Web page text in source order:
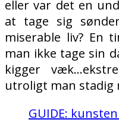
eller var det en
at tage sig
miserable liv? En
man ikke tage sin
kigger
utroligt man stadig
GUIDE: